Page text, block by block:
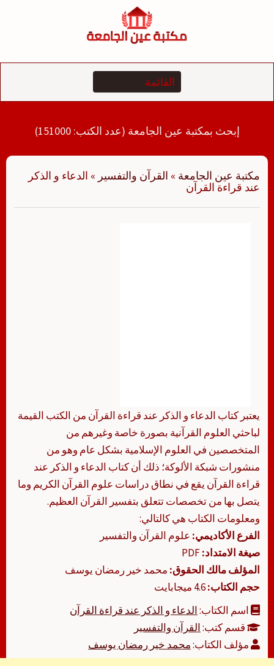
إبحث بمكتبة عين الجامعة (عدد الكتب: 151000)
مكتبة عين الجامعة » القرآن والتفسير » الدعاء و الذكر
عند قراءة القرآن
يعتبر كتاب الدعاء و الذكر عند قراءة القرآن من الكتب القيمة
لباحثي العلوم القرآنية بصورة خاصة وغيرهم من
المتخصصين في العلوم الإسلامية بشكل عام وهو من
منشورات شبكة الألوكة؛ ذلك أن كتاب الدعاء و الذكر عند
قراءة القرآن يقع في نطاق دراسات علوم القرآن الكريم وما
يتصل بها من تخصصات تتعلق بتفسير القرآن العظيم.
ومعلومات الكتاب هي كالتالي:
الفرع الأكاديمي: علوم القرآن والتفسير
صيغة الامتداد:
المؤلف مالك الحقوق: محمد خير رمضان يوسف
حجم الكتاب:
اسم الكتاب:الدعاء و الذكر عند قراءة القرآن
قسم كتب:القرآن والتفسير
مؤلف الكتاب:محمد خير رمضان يوسف